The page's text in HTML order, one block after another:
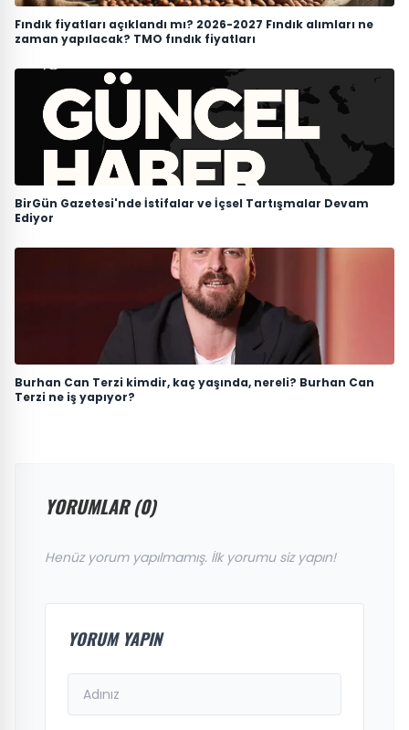
Fındık fiyatları açıklandı mı? 2026-2027 Fındık alımları ne
zaman yapılacak? TMO fındık fiyatları
BirGün Gazetesi'nde İstifalar ve İçsel Tartışmalar Devam
Ediyor
Burhan Can Terzi kimdir, kaç yaşında, nereli? Burhan Can
Terzi ne iş yapıyor?
YORUMLAR (0)
Henüz yorum yapılmamış. İlk yorumu siz yapın!
YORUM YAPIN